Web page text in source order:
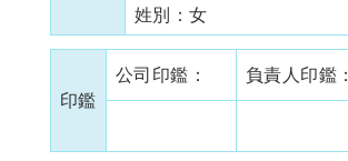
姓別：女
印鑑
公司印鑑： 負責人印鑑：